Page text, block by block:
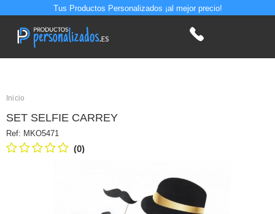
Tus Productos Personalizados ¡al mejor precio!
Inicio
SET SELFIE CARREY
Ref: MKO5471
(0)